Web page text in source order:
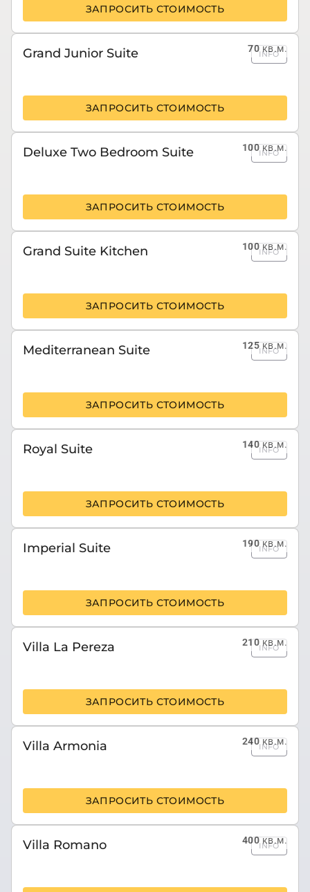
ЗАПРОСИТЬ СТОИМОСТЬ
70кв.м.
Grand Junior Suite INFO
ЗАПРОСИТЬ СТОИМОСТЬ
100кв.м.
Deluxe Two Bedroom Suite INFO
ЗАПРОСИТЬ СТОИМОСТЬ
100кв.м.
Grand Suite Kitchen INFO
ЗАПРОСИТЬ СТОИМОСТЬ
125кв.м.
Mediterranean Suite INFO
ЗАПРОСИТЬ СТОИМОСТЬ
140кв.м.
Royal Suite INFO
ЗАПРОСИТЬ СТОИМОСТЬ
190кв.м.
Imperial Suite INFO
ЗАПРОСИТЬ СТОИМОСТЬ
210кв.м.
Villa La Pereza INFO
ЗАПРОСИТЬ СТОИМОСТЬ
240кв.м.
Villa Armonia INFO
ЗАПРОСИТЬ СТОИМОСТЬ
400кв.м.
Villa Romano INFO